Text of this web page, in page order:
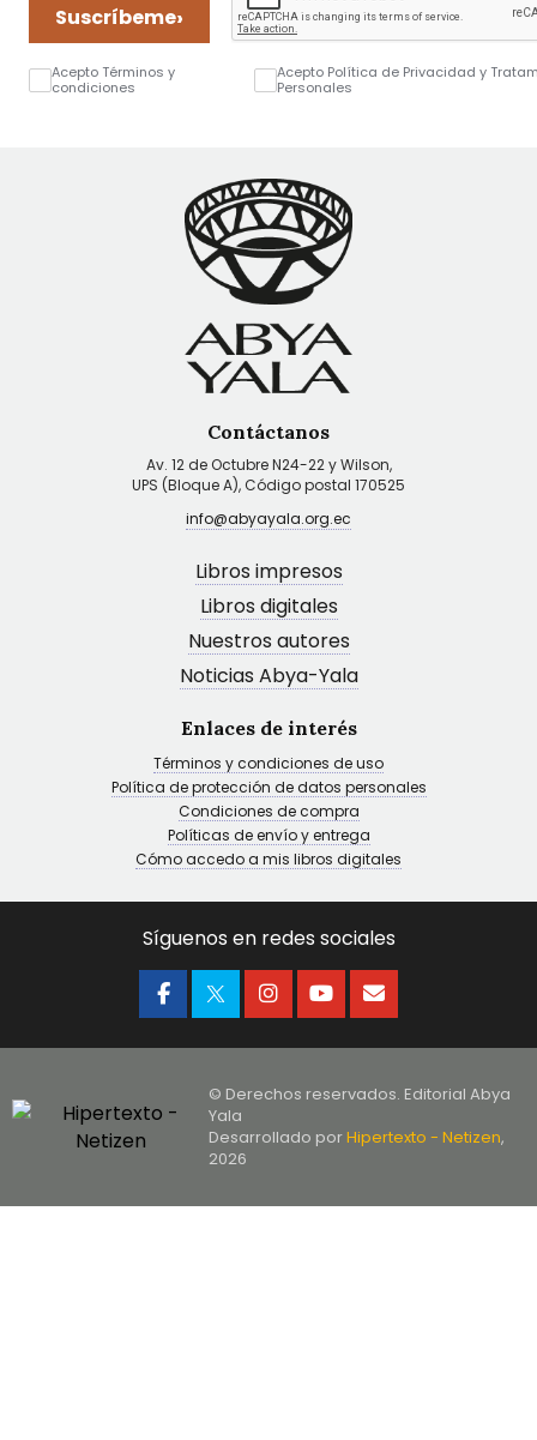
Suscríbeme›
Acepto Términos y
condiciones
Acepto Política de Privacidad y
Personales
Contáctanos
Av. 12 de Octubre N24-22 y Wilson,
UPS (Bloque A), Código postal 170525
info@abyayala.org.ec
Libros impresos
Libros digitales
Nuestros autores
Noticias Abya-Yala
Enlaces de interés
Términos y condiciones de uso
Política de protección de datos personales
Condiciones de compra
Políticas de envío y entrega
Cómo accedo a mis libros digitales
Síguenos en redes sociales
© Derechos reservados. Editorial Abya
Yala
Desarrollado porHipertexto - Netizen,
2026